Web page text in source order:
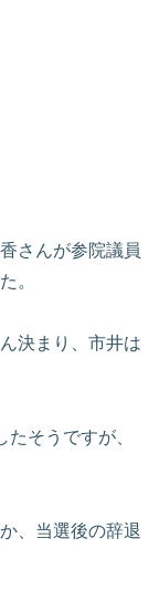
さんが参院議員
。
決まり、市井は
そうですが、
、当選後の辞退